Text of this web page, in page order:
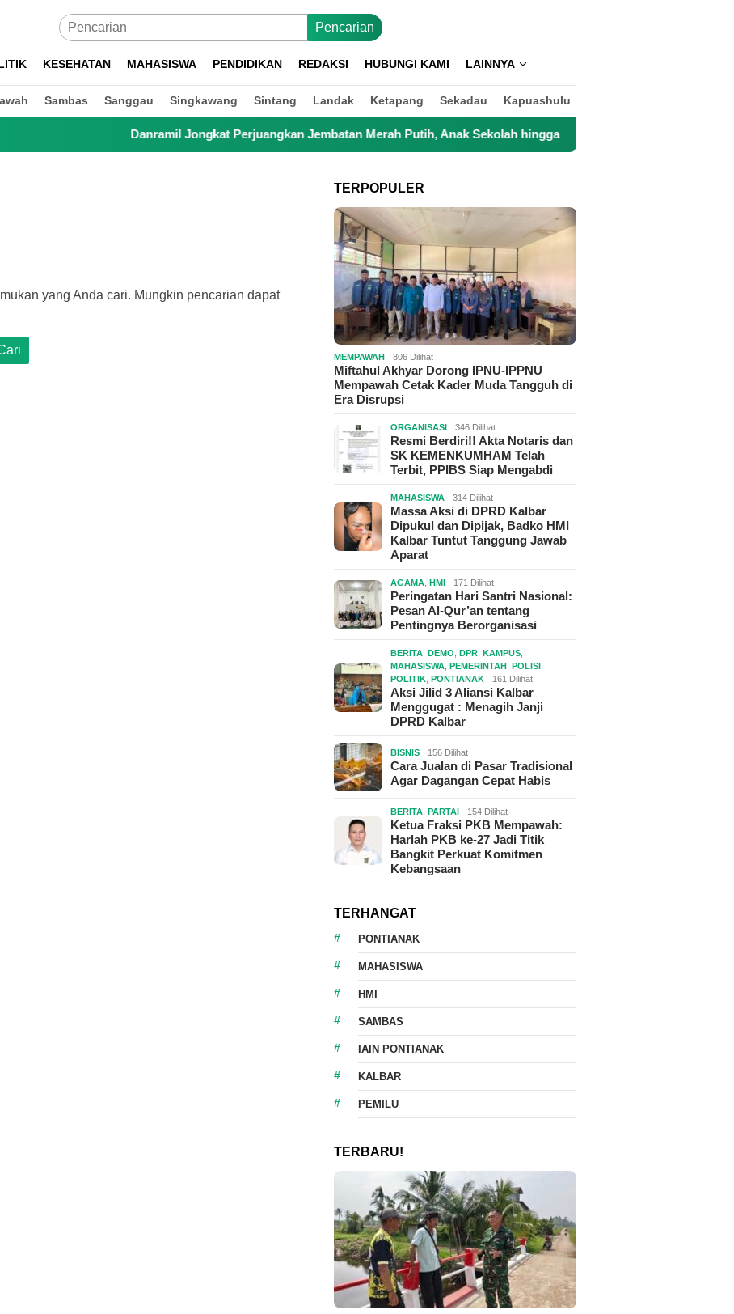
Pencarian
KESEHATAN MAHASISWA PENDIDIKAN REDAKSI HUBUNGI KAMI LAINNYA
Sambas Sanggau Singkawang Sintang Landak Ketapang Sekadau Kapuashulu
Danramil Jongkat Perjuangkan Jembatan Merah Putih, Anak Sekolah hingga Petani Kini Kembali Lancar Beraktivitas
yang Anda cari. Mungkin pencarian dapat
TERPOPULER
MEMPAWAH 806 Dilihat
Miftahul Akhyar Dorong IPNU-IPPNU
Mempawah Cetak Kader Muda Tangguh di
Era Disrupsi
ORGANISASI 346 Dilihat
Resmi Berdiri!! Akta Notaris dan
SK KEMENKUMHAM Telah
Terbit, PPIBS Siap Mengabdi
MAHASISWA 314 Dilihat
Massa Aksi di DPRD Kalbar
Dipukul dan Dipijak, Badko HMI
Kalbar Tuntut Tanggung Jawab
Aparat
AGAMA ,HMI 171 Dilihat
Peringatan Hari Santri Nasional:
Pesan Al-Qur’an tentang
Pentingnya Berorganisasi
BERITA ,DEMO ,DPR ,KAMPUS
MAHASISWA ,PEMERINTAH ,POLISI
POLITIK ,PONTIANAK 161 Dilihat
Aksi Jilid 3 Aliansi Kalbar
Menggugat : Menagih Janji
DPRD Kalbar
BISNIS 156 Dilihat
Cara Jualan di Pasar Tradisional
Agar Dagangan Cepat Habis
BERITA ,PARTAI 154 Dilihat
Ketua Fraksi PKB Mempawah:
Harlah PKB ke-27 Jadi Titik
Bangkit Perkuat Komitmen
Kebangsaan
TERHANGAT
PONTIANAK
MAHASISWA
HMI
SAMBAS
IAIN PONTIANAK
KALBAR
PEMILU
TERBARU!